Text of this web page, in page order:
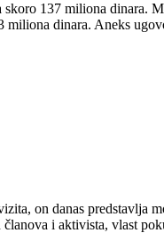
137 miliona
miliona dinara. Aneks
on danas
članova i aktivista, vlast